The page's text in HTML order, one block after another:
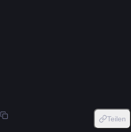
Teilen